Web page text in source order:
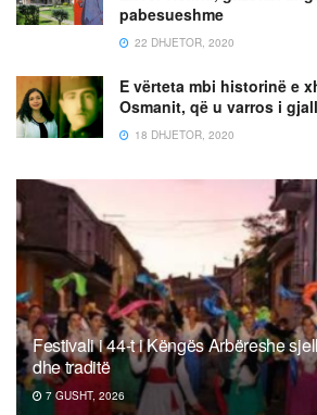
pabesueshme
22 DHJETOR, 2020
E vërteta mbi historinë e
Osmanit, që u varros i
18 DHJETOR, 2020
Festivali i 44-t i Këngës Arbëreshe
dhe traditë
7 GUSHT, 2026